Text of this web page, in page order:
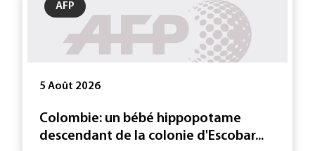
AFP
5 Août 2026
Colombie: un bébé hippopotame
descendant de la colonie d'Escobar...